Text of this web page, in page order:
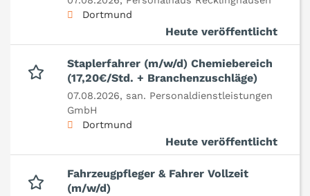
Dortmund
Heute veröffentlicht
Staplerfahrer (m/w/d) Chemiebereich
(17,20€/Std. + Branchenzuschläge)
07.08.2026, san. Personaldienstleistungen
GmbH
Dortmund
Heute veröffentlicht
Fahrzeugpfleger & Fahrer Vollzeit
(m/w/d)